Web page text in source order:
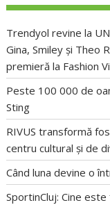
Trendyol revine la
Gina, Smiley și Theo
premieră la Fashion
Peste 100 000 de
Sting
RIVUS transformă
centru cultural și de
Când luna devine o
SportinCluj: Cine